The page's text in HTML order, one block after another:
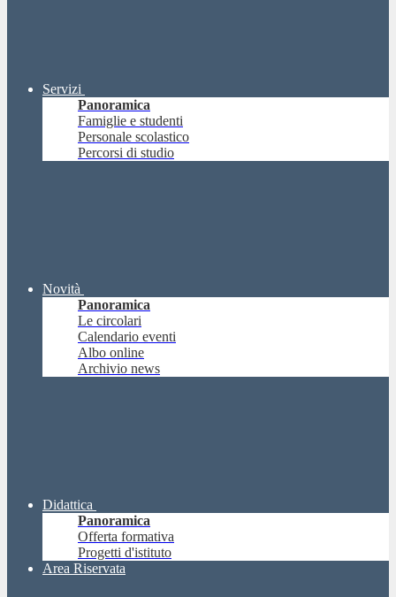
Servizi
Panoramica
Famiglie e studenti
Personale scolastico
Percorsi di studio
Novità
Panoramica
Le circolari
Calendario eventi
Albo online
Archivio news
Didattica
Panoramica
Offerta formativa
Progetti d'istituto
Area Riservata